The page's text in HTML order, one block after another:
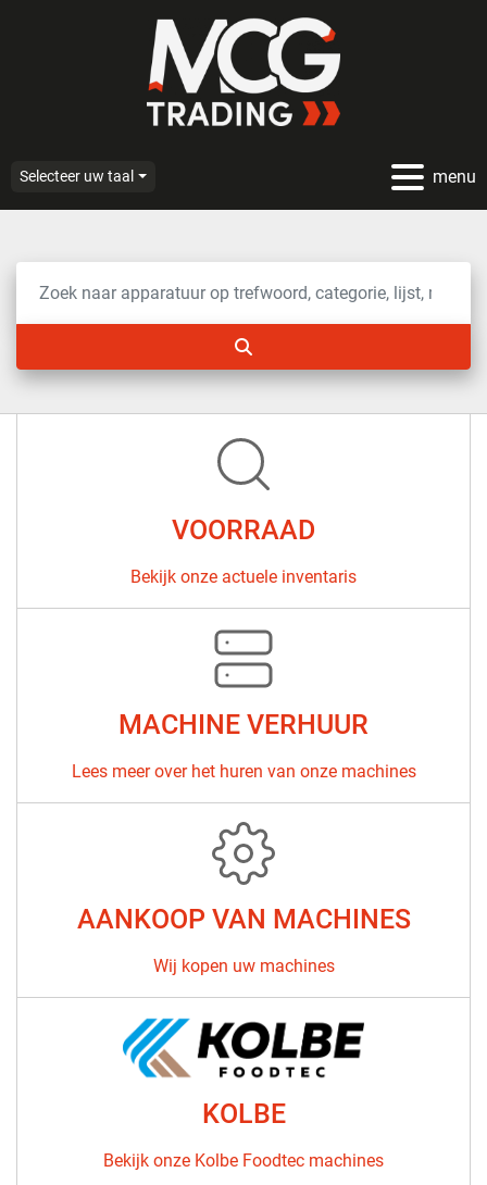
menu
Selecteer uw taal
VOORRAAD
Bekijk onze actuele inventaris
MACHINE VERHUUR
Lees meer over het huren van onze machines
AANKOOP VAN MACHINES
Wij kopen uw machines
KOLBE
Bekijk onze Kolbe Foodtec machines